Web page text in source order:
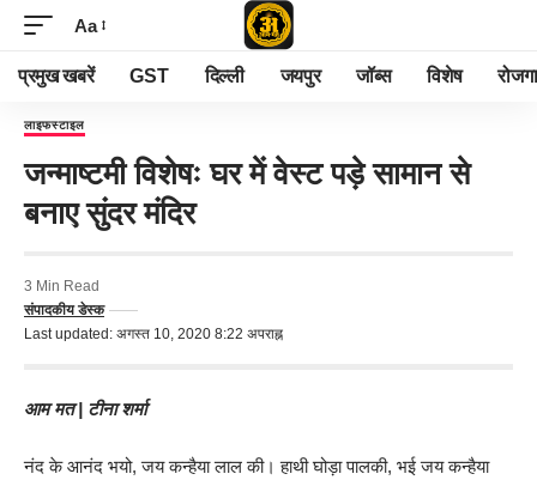
Aa
प्रमुख खबरें GST दिल्ली जयपुर जॉब्स विशेष
लाइफस्टाइल
जन्माष्टमी विशेषः घर में वेस्ट पड़े सामान से
बनाए सुंदर मंदिर
Last updated: अगस्त 10, 2020 8:22 अपराह्न
संपादकीय डेस्क
3 Min Read
आम मत | टीना शर्मा
नंद के आनंद भयो, जय कन्हैया लाल की। हाथी घोड़ा पालकी, भई जय कन्हैया